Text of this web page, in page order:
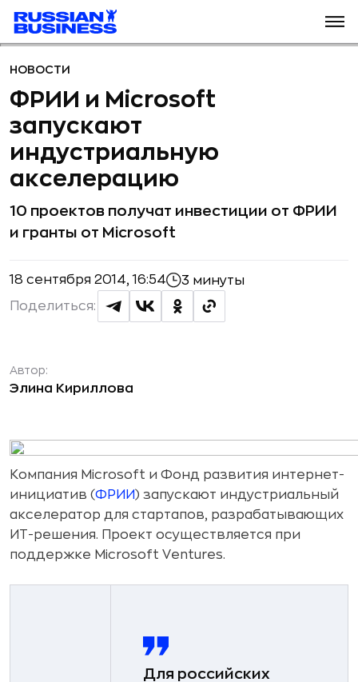
НОВОСТИ
ФРИИ и Microsoft
запускают
индустриальную
акселерацию
10 проектов получат инвестиции от ФРИИ
и гранты от Microsoft
18 сентября 2014, 16:54 3 минуты
Поделиться:
Автор:
Элина Кириллова
Компания Microsoft и Фонд развития интернет-
инициатив (ФРИИ) запускают индустриальный
акселератор для стартапов, разрабатывающих
ИТ-решения. Проект осуществляется при
поддержке Microsoft Ventures.
Для российских